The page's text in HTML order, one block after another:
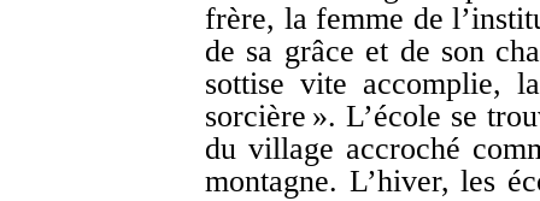
frère, la femme de
de sa grâce et de son
sottise vite accomplie,
sorcière ». L’école se
du village accroché
montagne. L’hiver, les